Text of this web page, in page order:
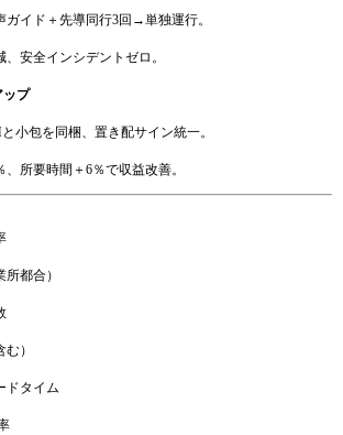
イド＋先導同行3回→単独運行。
安全インシデントゼロ。
ップ
小包を同梱、置き配サイン統一。
所要時間＋6％で収益改善。
都合）
）
ドタイム